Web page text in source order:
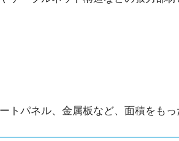
トパネル、金属板など、面積をも